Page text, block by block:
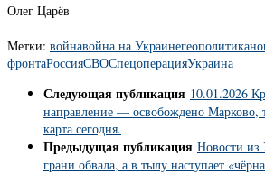
Олег Царёв
Метки: войнавойна на Украинегеополитика
фронтаРоссияСВОСпецоперацияУкраина
Следующая публикация 10.01.2026
направление — освобождено Марково,
карта сегодня.
Предыдущая публикация Новости
грани обвала, а в тылу наступает